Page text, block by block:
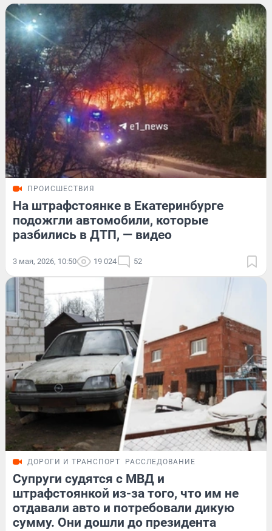
ПРОИСШЕСТВИЯ
На штрафстоянке в Екатеринбурге
подожгли автомобили, которые
разбились в ДТП, — видео
3 мая, 2026, 10:50 19 024 52
ДОРОГИ И ТРАНСПОРТ РАССЛЕДОВАНИЕ
Супруги судятся с МВД и
штрафстоянкой из-за того, что им не
отдавали авто и потребовали дикую
сумму. Они дошли до президента